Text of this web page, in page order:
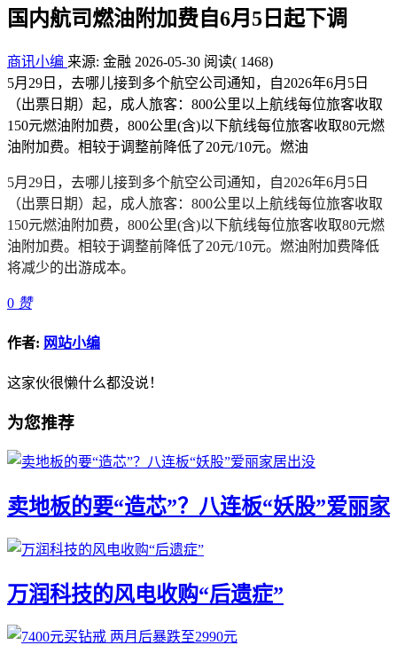
国内航司燃油附加费自6月5日起下调
商讯小编 来源: 金融 2026-05-30 阅读( 1468)
5月29日，去哪儿接到多个航空公司通知，自2026年6月5日
（出票日期）起，成人旅客：800公里以上航线每位旅客收取
150元燃油附加费，800公里(含)以下航线每位旅客收取80元燃
油附加费。相较于调整前降低了20元/10元。燃油
5月29日，去哪儿接到多个航空公司通知，自2026年6月5日
（出票日期）起，成人旅客：800公里以上航线每位旅客收取
150元燃油附加费，800公里(含)以下航线每位旅客收取80元燃
油附加费。相较于调整前降低了20元/10元。燃油附加费降低
将减少的出游成本。
0 赞
作者: 网站小编
这家伙很懒什么都没说！
为您推荐
卖地板的要“造芯”？八连板“妖股”爱丽家
万润科技的风电收购“后遗症”